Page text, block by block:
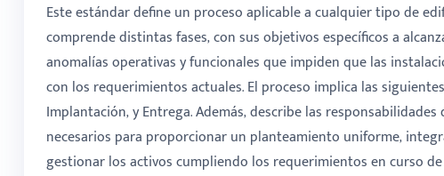
Este estándar define un proceso aplicable a cualquier tipo de
comprende distintas fases, con sus objetivos específicos a
anomalías operativas y funcionales que impiden que las
con los requerimientos actuales. El proceso implica las
Implantación, y Entrega. Además, describe las
necesarios para proporcionar un planteamiento uniforme,
gestionar los activos cumpliendo los requerimientos en curso